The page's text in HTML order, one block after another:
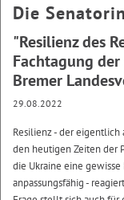
Die
"Resilienz des
Fachtagung
Bremer
29.08.2022
Resilienz - der
den heutigen Zeiten der
die Ukraine eine
anpassungsfähig -